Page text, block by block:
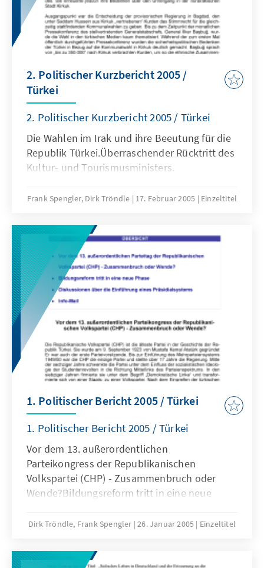
2. Politischer Kurzbericht 2005 /
Türkei
2. Politischer Kurzbericht 2005 / Türkei
Die Wahlen im Irak und ihre Beeutung für die
Republik Türkei.Überraschender Rücktritt des
Kultur- und Tourismusministers.
Frank Spengler, Dirk Tröndle 17. Februar 2005 Einzeltitel
1. Politischer Bericht 2005 / Türkei
1. Politischer Bericht 2005 / Türkei
Vor dem 13. außerordentlichen
Parteikongress der Republikanischen
Volkspartei (CHP) - Zusammenbruch oder
Wende?Bildungsreform tritt in eine neue
Präsidialsystems
Dirk Tröndle, Frank Spengler 26. Januar 2005 Einzeltitel